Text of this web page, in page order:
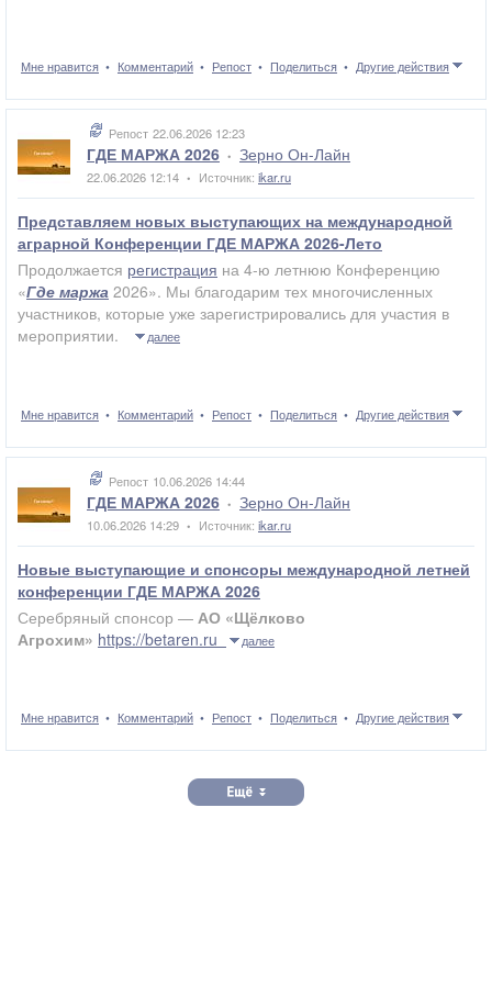
Мне нравится Комментарий Репост Поделиться Другие действия
Репост 22.06.2026 12:23
ГДЕ МАРЖА 2026 • Зерно Он-Лайн
22.06.2026 12:14 • Источник: ikar.ru
Представляем новых выступающих на международной
аграрной Конференции ГДЕ МАРЖА 2026-Лето
Продолжается регистрация на 4-ю летнюю Конференцию
«Где маржа 2026». Мы благодарим тех многочисленных
участников, которые уже зарегистрировались для участия в
мероприятии.
далее
Мне нравится Комментарий Репост Поделиться Другие действия
Репост 10.06.2026 14:44
ГДЕ МАРЖА 2026 • Зерно Он-Лайн
10.06.2026 14:29 • Источник: ikar.ru
Новые выступающие и спонсоры международной летней
конференции ГДЕ МАРЖА 2026
Серебряный спонсор — АО «Щёлково
Агрохим» https://betaren.ru далее
Мне нравится Комментарий Репост Поделиться Другие действия